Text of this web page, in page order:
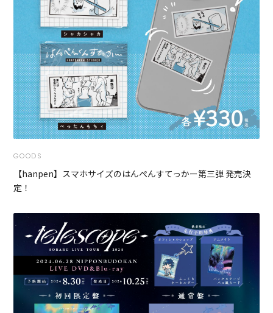
GOODS
【hanpen】スマホサイズのはんぺんすてっかー第三弾 発売決
定！